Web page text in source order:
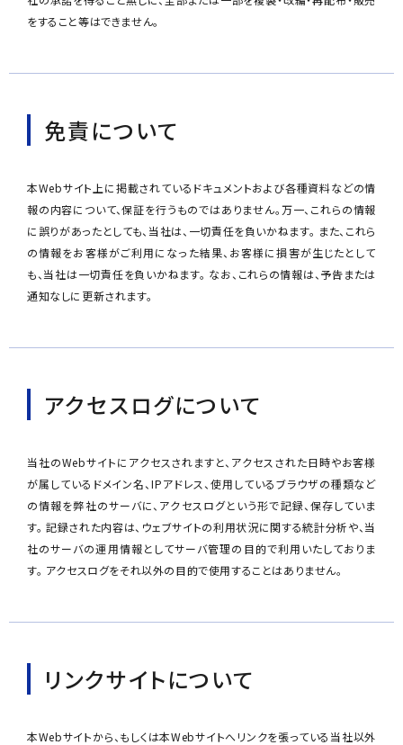
をすること等はできません。
免責について
本Webサイト上に掲載されているドキュメントおよび各種資料などの情
報の内容について、保証を行うものではありません。万一、これらの情報
に誤りがあったとしても、当社は、一切責任を負いかねます。 また、これら
の情報をお客様がご利用になった結果、お客様に損害が生じたとして
も、当社は一切責任を負いかねます。 なお、これらの情報は、予告または
通知なしに更新されます。
アクセスログについて
当社のWebサイトにアクセスされますと、アクセスされた日時やお客様
が属しているドメイン名、IPアドレス、使用しているブラウザの種類など
の情報を弊社のサーバに、アクセスログという形で記録、保存していま
す。 記録された内容は、ウェブサイトの利用状況に関する統計分析や、当
社のサーバの運用情報としてサーバ管理の目的で利用いたしておりま
す。 アクセスログをそれ以外の目的で使用することはありません。
リンクサイトについて
本Webサイトから、もしくは本Webサイトへリンクを張っている当社以外